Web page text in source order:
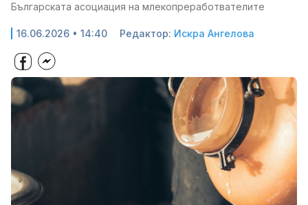
Българската асоциация на млекопреработвателите
16.06.2026 • 14:40 Редактор: Искра Ангелова